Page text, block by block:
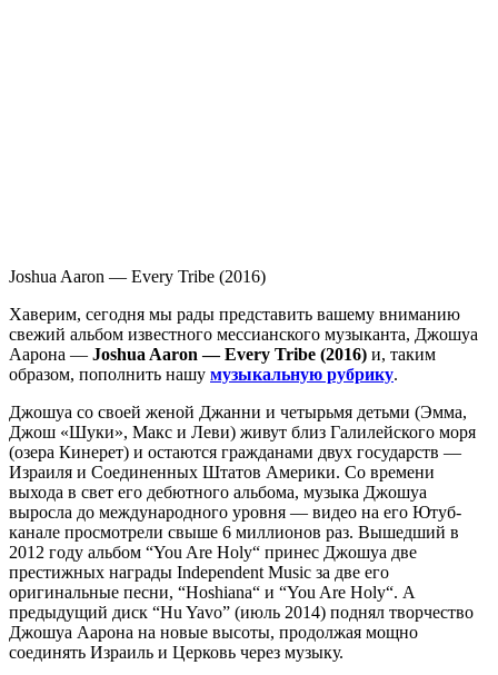
Joshua Aaron — Every Tribe (2016)
Хаверим, сегодня мы рады представить вашему вниманию
свежий альбом известного мессианского музыканта, Джошуа
Аарона — Joshua Aaron — Every Tribe (2016) и, таким
образом, пополнить нашу музыкальную рубрику.
Джошуа со своей женой Джанни и четырьмя детьми (Эмма,
Джош «Шуки», Макс и Леви) живут близ Галилейского моря
(озера Кинерет) и остаются гражданами двух государств —
Израиля и Соединенных Штатов Америки. Со времени
выхода в свет его дебютного альбома, музыка Джошуа
выросла до международного уровня — видео на его Ютуб-
канале просмотрели свыше 6 миллионов раз. Вышедший в
2012 году альбом “You Are Holy“ принес Джошуа две
престижных награды Independent Music за две его
оригинальные песни, “Hoshiana“ и “You Are Holy“. А
предыдущий диск “Hu Yavo” (июль 2014) поднял творчество
Джошуа Аарона на новые высоты, продолжая мощно
соединять Израиль и Церковь через музыку.